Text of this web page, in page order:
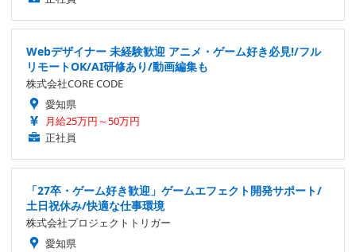
Webデザイナー 未経験歓迎 アニメ・ゲーム好き必見!/フル
リモートOK/AI研修あり/動画編集も
株式会社CORE CODE
愛知県
月給25万円～50万円
正社員
「27卒・ゲーム好き歓迎」ゲームエフェクト開発サポート/
土日祝休み/快適な仕事環境
株式会社プロジェクトトリガー
愛知県